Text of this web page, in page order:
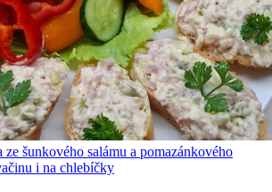
ze šunkového salámu a pomazánkového
i na chlebíčky